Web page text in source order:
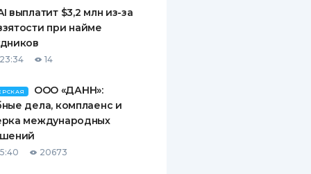
выплатит $3,2 млн из-за
при найме
14
ООО «ДАНН»:
дела, комплаенс и
международных
20673